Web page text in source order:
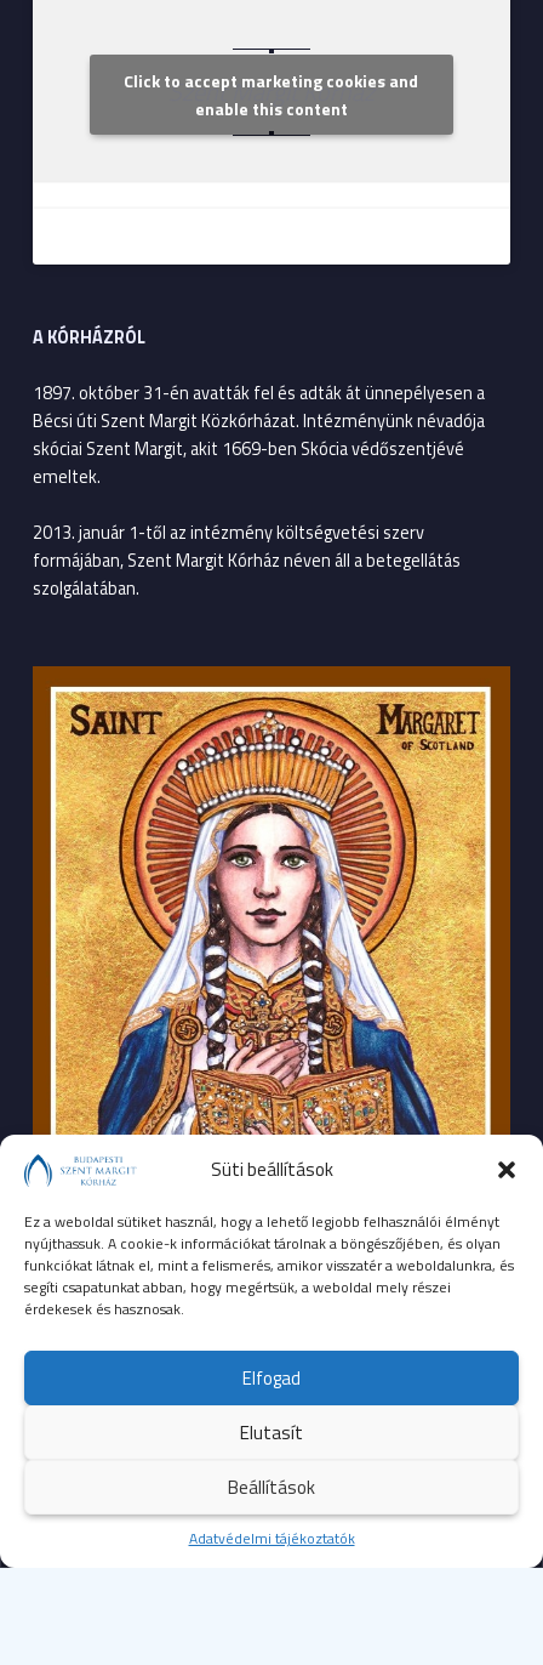
Süti beállítások
Ez a weboldal sütiket használ, hogy a lehető legjobb felhasználói élményt
nyújthassuk. A cookie-k információkat tárolnak a böngészőjében, és olyan
funkciókat látnak el, mint a felismerés, amikor visszatér a weboldalunkra, és
segíti csapatunkat abban, hogy megértsük, a weboldal mely részei
érdekesek és hasznosak.
Elfogad
Elutasít
Beállítások
Adatvédelmi tájékoztatók
Kezdőoldal
Szent Margit Kórház
Click to accept marketing cookies and
enable this content
A KÓRHÁZRÓL
1897. október 31-én avatták fel és adták át ünnepélyesen a
Bécsi úti Szent Margit Közkórházat. Intézményünk névadója
skóciai Szent Margit, akit 1669-ben Skócia védőszentjévé
emeltek.
2013. január 1-től az intézmény költségvetési szerv
formájában, Szent Margit Kórház néven áll a betegellátás
szolgálatában.
SEGÉLYHÍVÓSZÁMOK
104mentők
107rendőrség